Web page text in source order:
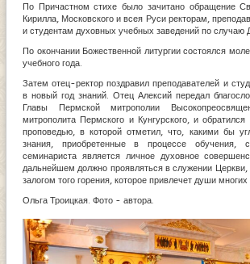
По Причастном стихе было зачитано обращение
Кирилла, Московского и всея Руси ректорам,
и студентам духовных учебных заведений по случаю
По окончании Божественной литургии состоялся
учебного года.
Затем отец-ректор поздравил преподавателей и
в новый год знаний. Отец Алексий передал
Главы Пермской митрополии
митрополита Пермского и Кунгурского, и
проповедью, в которой отметил, что, какими бы
знания, приобретенные в процессе
семинариста является личное духовное
дальнейшем должно проявляться в служении Церкви,
залогом того горения, которое привлечет души
Ольга Троицкая. Фото - автора.